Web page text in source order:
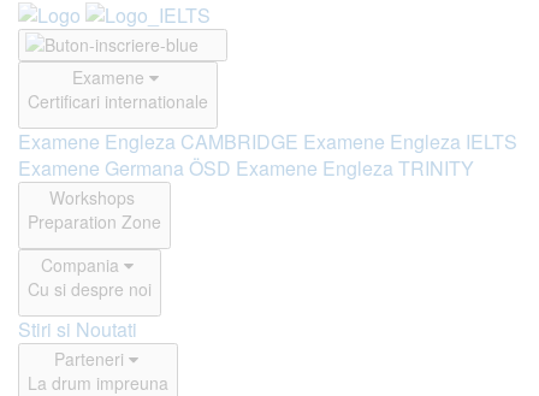
Examene
Certificari internationale
Examene Engleza CAMBRIDGE Examene Engleza IELTS
Examene Germana ÖSD Examene Engleza TRINITY
Workshops
Preparation Zone
Compania
Cu si despre noi
Stiri si Noutati
Parteneri
La drum impreuna